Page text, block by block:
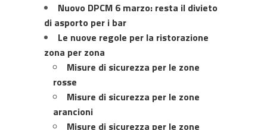
Nuovo DPCM 6 marzo: resta il divieto
di asporto per i bar
Le nuove regole per la ristorazione
zona per zona
Misure di sicurezza per le zone
rosse
Misure di sicurezza per le zone
arancioni
Misure di sicurezza per le zone